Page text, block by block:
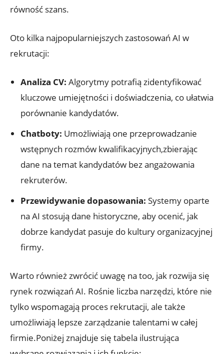
równość szans.
Oto kilka najpopularniejszych zastosowań AI w
rekrutacji:
Analiza CV: Algorytmy potrafią zidentyfikować
kluczowe umiejętności i doświadczenia, co ułatwia
porównanie kandydatów.
Chatboty: Umożliwiają one przeprowadzanie
wstępnych rozmów kwalifikacyjnych,zbierając
dane na temat kandydatów bez angażowania
rekruterów.
Przewidywanie dopasowania: Systemy oparte
na AI stosują dane historyczne, aby ocenić, jak
dobrze kandydat pasuje do kultury organizacyjnej
firmy.
Warto również zwrócić uwagę na too, jak rozwija się
rynek rozwiązań AI. Rośnie liczba narzędzi, które nie
tylko wspomagają proces rekrutacji, ale także
umożliwiają lepsze zarządzanie talentami w całej
firmie.Poniżej znajduje się tabela ilustrująca